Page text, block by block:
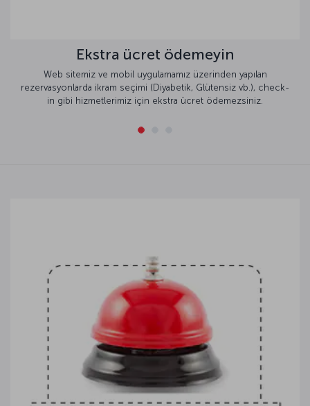
Ekstra ücret ödemeyin
Web sitemiz ve mobil uygulamamız üzerinden yapılan
rezervasyonlarda ikram seçimi (Diyabetik, Glütensiz vb.), check-
in gibi hizmetlerimiz için ekstra ücret ödemezsiniz.